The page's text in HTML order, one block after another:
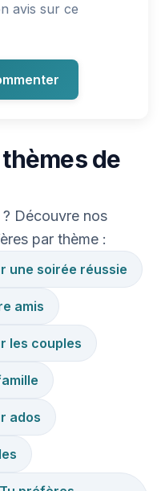
avis sur ce
de
Découvre nos
par thème :
une soirée réussie
amis
les couples
ados